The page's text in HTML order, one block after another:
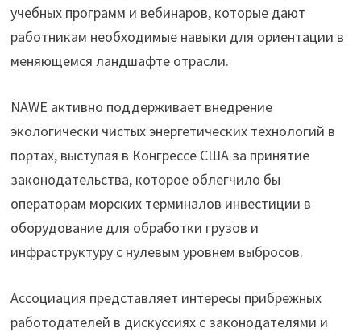
учебных программ и вебинаров, которые дают
работникам необходимые навыки для ориентации в
меняющемся ландшафте отрасли.
NAWE активно поддерживает внедрение
экологически чистых энергетических технологий в
портах, выступая в Конгрессе США за принятие
законодательства, которое облегчило бы
операторам морских терминалов инвестиции в
оборудование для обработки грузов и
инфраструктуру с нулевым уровнем выбросов.
Ассоциация представляет интересы прибрежных
работодателей в дискуссиях с законодателями и